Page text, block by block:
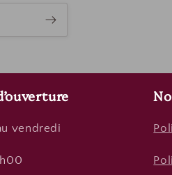
vendredi